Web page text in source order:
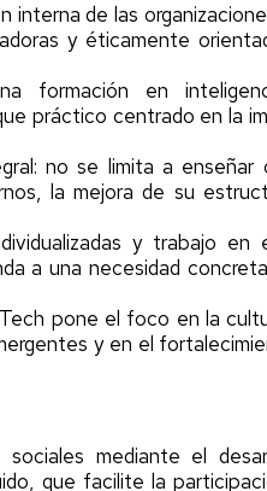
de las
y éticamente
formación en
práctico centrado en la
no se limita a enseñar
la mejora de su
y trabajo en
a una necesidad
pone el foco en la
y en el
mediante el
que facilite la